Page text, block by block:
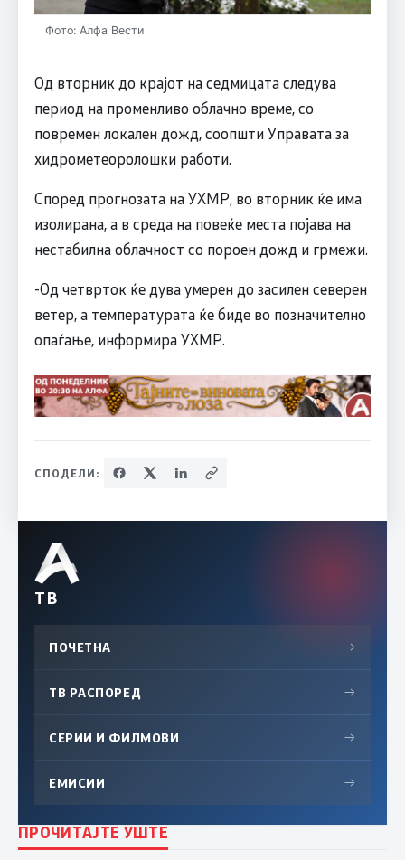
Фото: Алфа Вести
Од вторник до крајот на седмицата следува
период на променливо облачно време, со
повремен локален дожд, соопшти Управата за
хидрометеоролошки работи.
Според прогнозата на УХМР, во вторник ќе има
изолирана, а в среда на повеќе места појава на
нестабилна облачност со пороен дожд и грмежи.
-Од четврток ќе дува умерен до засилен северен
ветер, а температурата ќе биде во позначително
опаѓање, информира УХМР.
СПОДЕЛИ:
ТВ
ПОЧЕТНА →
ТВ РАСПОРЕД →
СЕРИИ И ФИЛМОВИ →
ЕМИСИИ →
ПРОЧИТАЈТЕ УШТЕ